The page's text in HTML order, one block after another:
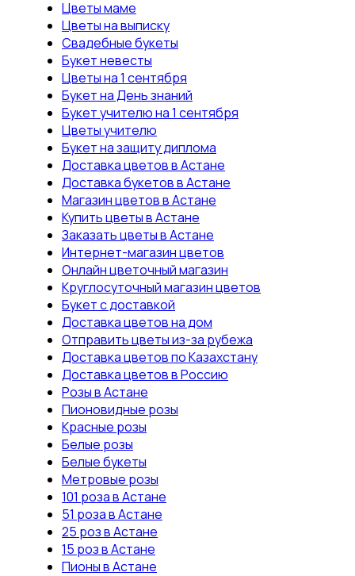
Цветы маме
Цветы на выписку
Свадебные букеты
Букет невесты
Цветы на 1 сентября
Букет на День знаний
Букет учителю на 1 сентября
Цветы учителю
Букет на защиту диплома
Доставка цветов в Астане
Доставка букетов в Астане
Магазин цветов в Астане
Купить цветы в Астане
Заказать цветы в Астане
Интернет-магазин цветов
Онлайн цветочный магазин
Круглосуточный магазин цветов
Букет с доставкой
Доставка цветов на дом
Отправить цветы из-за рубежа
Доставка цветов по Казахстану
Доставка цветов в Россию
Розы в Астане
Пионовидные розы
Красные розы
Белые розы
Белые букеты
Метровые розы
101 роза в Астане
51 роза в Астане
25 роз в Астане
15 роз в Астане
Пионы в Астане